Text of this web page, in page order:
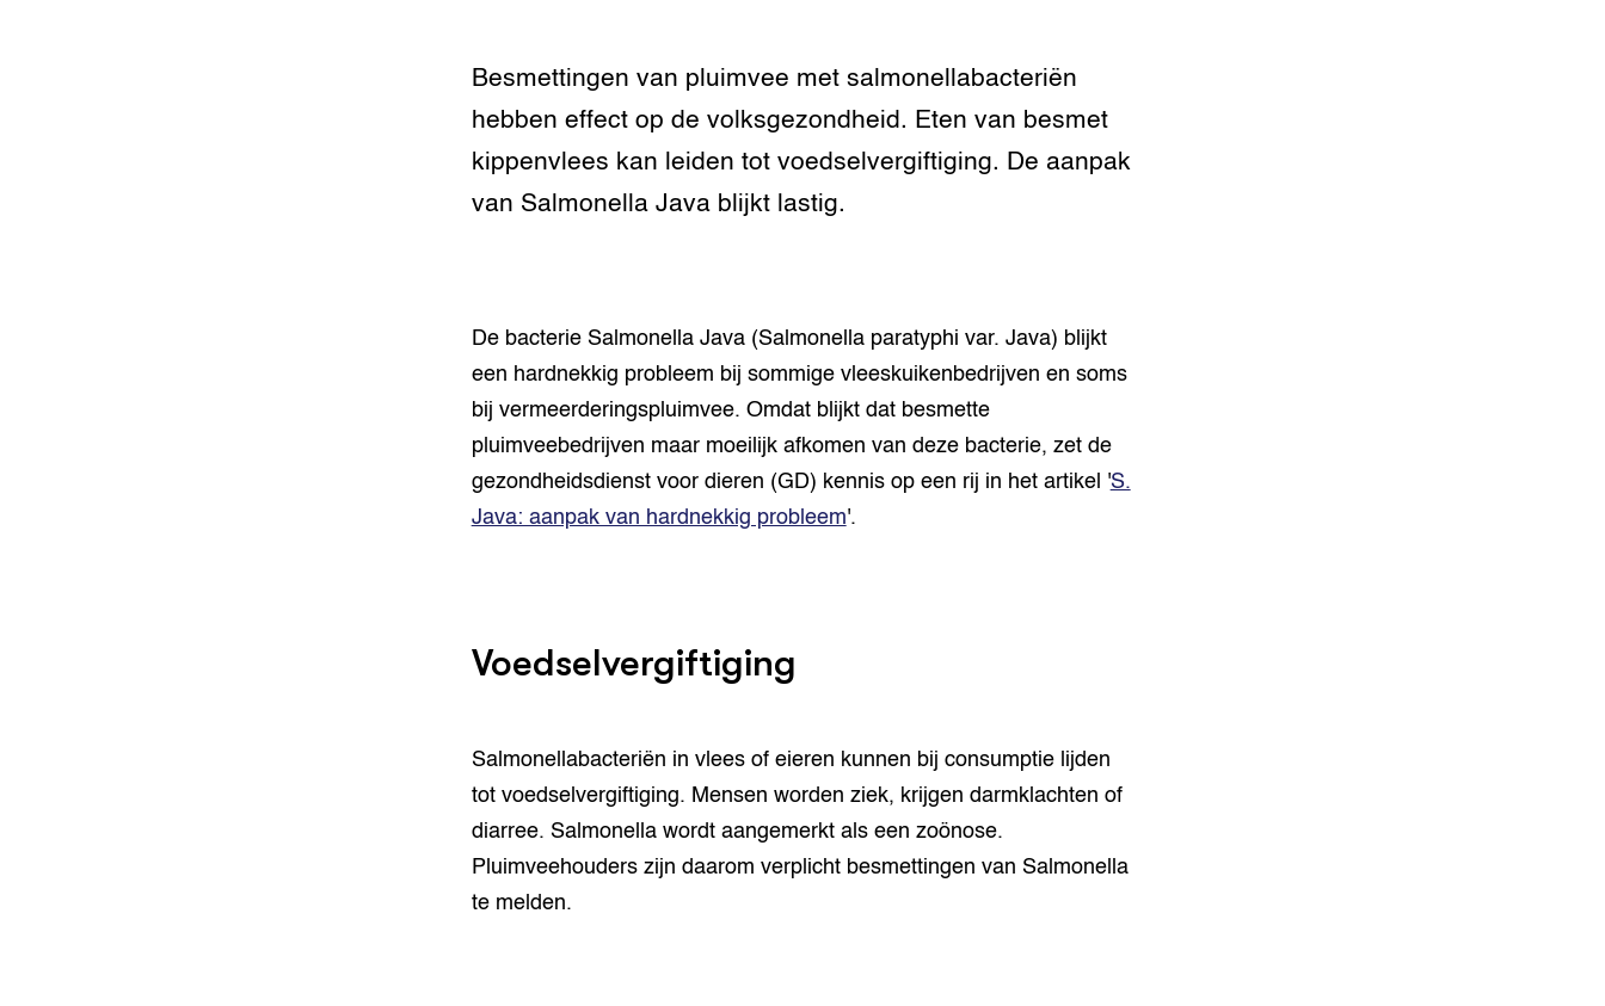
Groen, grond en infra
Varkenshouderij
EURCAW-Pigs
Groenpact Digitalisering &
Groen, welbevinden en
Invasieve exoten
Plantaardige genetische
bronnen
Genetische diversiteit
landbouwhuisdieren
Besmettingen van pluimvee met salmonellabacteriën
hebben effect op de volksgezondheid. Eten van besmet
kippenvlees kan leiden tot voedselvergiftiging. De aanpak
van Salmonella Java blijkt lastig.
De bacterie Salmonella Java (Salmonella paratyphi var. Java) blijkt
een hardnekkig probleem bij sommige vleeskuikenbedrijven en soms
bij vermeerderingspluimvee. Omdat blijkt dat besmette
pluimveebedrijven maar moeilijk afkomen van deze bacterie, zet de
gezondheidsdienst voor dieren (GD) kennis op een rij in het artikel 'S.
Java: aanpak van hardnekkig probleem'.
Voedselvergiftiging
Salmonellabacteriën in vlees of eieren kunnen bij consumptie lijden
tot voedselvergiftiging. Mensen worden ziek, krijgen darmklachten of
diarree. Salmonella wordt aangemerkt als een zoönose.
Pluimveehouders zijn daarom verplicht besmettingen van Salmonella
te melden.